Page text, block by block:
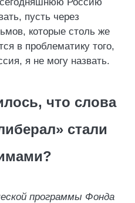
пусть через
которые столь же
в проблематику того,
я не могу назвать.
что слова
стали
программы Фонда